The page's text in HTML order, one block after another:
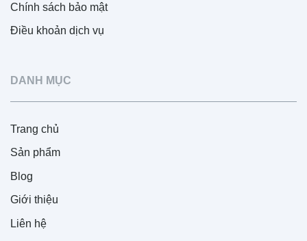
Chính sách bảo mật
Điều khoản dịch vụ
DANH MỤC
Trang chủ
Sản phẩm
Blog
Giới thiệu
Liên hệ